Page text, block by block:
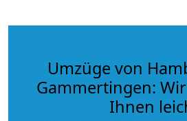
Umzüge von
Gammertingen:
Ihnen